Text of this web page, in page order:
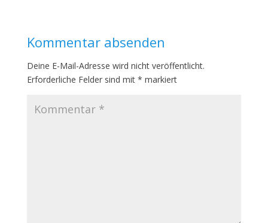
Kommentar absenden
Deine E-Mail-Adresse wird nicht veröffentlicht.
Erforderliche Felder sind mit * markiert